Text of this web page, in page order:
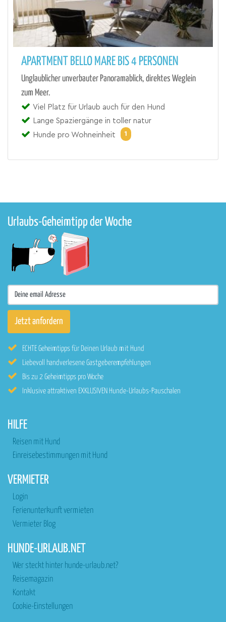
APARTMENT BELLO MARE BIS 4 PERSONEN
Unglaublicher unverbauter Panoramablick, direktes Weglein
zum Meer.
Viel Platz für Urlaub auch für den Hund
Lange Spaziergänge in toller natur
Hunde pro Wohneinheit
1
Urlaubs-Geheimtipp der Woche
ECHTE Geheimtipps für Deinen Urlaub mit Hund
Liebevoll handverlesene Gastgeberempfehlungen
Bis zu 2 Geheimtipps pro Woche
Inklusive attraktiven EXKLUSIVEN Hunde-Urlaubs-Pauschalen
HILFE
Reisen mit Hund
Einreisebestimmungen mit Hund
VERMIETER
Login
Ferienunterkunft vermieten
Vermieter Blog
HUNDE-URLAUB.NET
Wer steckt hinter hunde-urlaub.net?
Reisemagazin
Kontakt
Cookie-Einstellungen